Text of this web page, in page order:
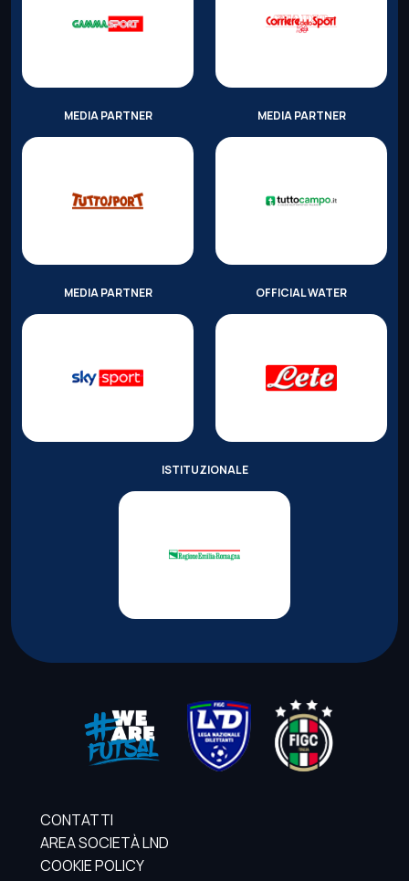
MEDIA PARTNER MEDIA PARTNER
MEDIA PARTNER OFFICIAL WATER
ISTITUZIONALE
CONTATTI
AREA SOCIETÀ LND
COOKIE POLICY